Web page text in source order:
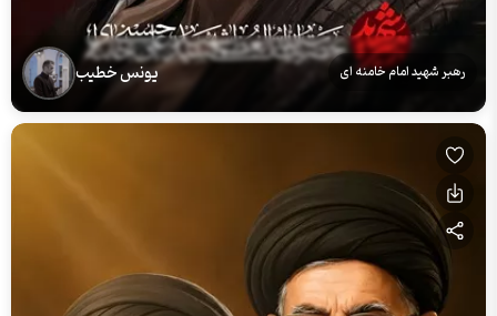
رهبر شهید امام خامنه ای یونس خطیب